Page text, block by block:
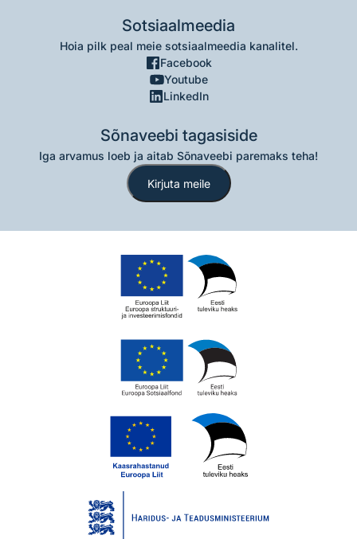
Sotsiaalmeedia
Hoia pilk peal meie sotsiaalmeedia kanalitel.
Facebook
Youtube
LinkedIn
Sõnaveebi tagasiside
Iga arvamus loeb ja aitab Sõnaveebi paremaks teha!
Kirjuta meile